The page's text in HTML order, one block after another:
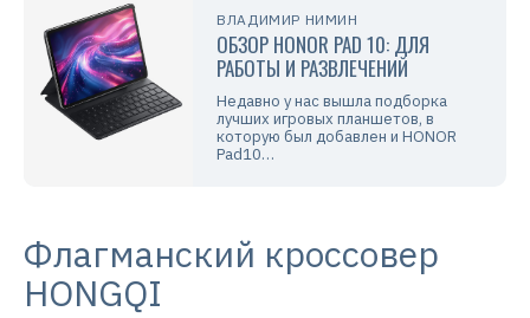
ВЛАДИМИР НИМИН
ОБЗОР HONOR PAD 10: ДЛЯ
РАБОТЫ И РАЗВЛЕЧЕНИЙ
Недавно у нас вышла подборка
лучших игровых планшетов, в
которую был добавлен и HONOR
Pad10…
Флагманский кроссовер
HONGQI